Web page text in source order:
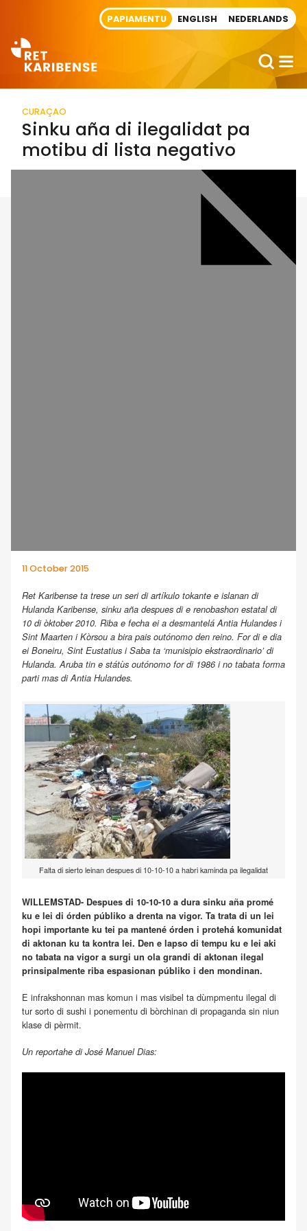
PAPIAMENTU ENGLISH NEDERLANDS
CURAÇAO
Sinku aña di ilegalidat pa
motibu di lista negativo
11 October 2015
Ret Karibense ta trese un seri di artíkulo tokante e islanan di
Hulanda Karibense, sinku aña despues di e renobashon estatal di
10 di òktober 2010. Riba e fecha ei a desmantelá Antia Hulandes i
Sint Maarten i Kòrsou a bira pais outónomo den reino. For di e dia
ei Boneiru, Sint Eustatius i Saba ta ‘munisipio ekstraordinario’ di
Hulanda. Aruba tin e státùs outónomo for di 1986 i no tabata forma
parti mas di Antia Hulandes.
Falta di sierto leinan despues di 10-10-10 a habri kaminda pa ilegalidat
WILLEMSTAD- Despues di 10-10-10 a dura sinku aña promé
ku e lei di órden públiko a drenta na vigor. Ta trata di un lei
hopi importante ku tei pa mantené órden i protehá komunidat
di aktonan ku ta kontra lei. Den e lapso di tempu ku e lei aki
no tabata na vigor a surgi un ola grandi di aktonan ilegal
prinsipalmente riba espasionan públiko i den mondinan.
E infrakshonnan mas komun i mas visibel ta dùmpmentu ilegal di
tur sorto di sushi i ponementu di bòrchinan di propaganda sin niun
klase di pèrmit.
Un reportahe di José Manuel Dias: